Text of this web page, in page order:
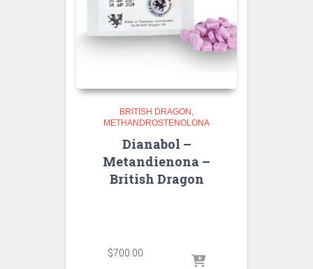
BRITISH DRAGON
METHANDROSTENOLONA
Dianabol –
Metandienona –
British Dragon
$700.00